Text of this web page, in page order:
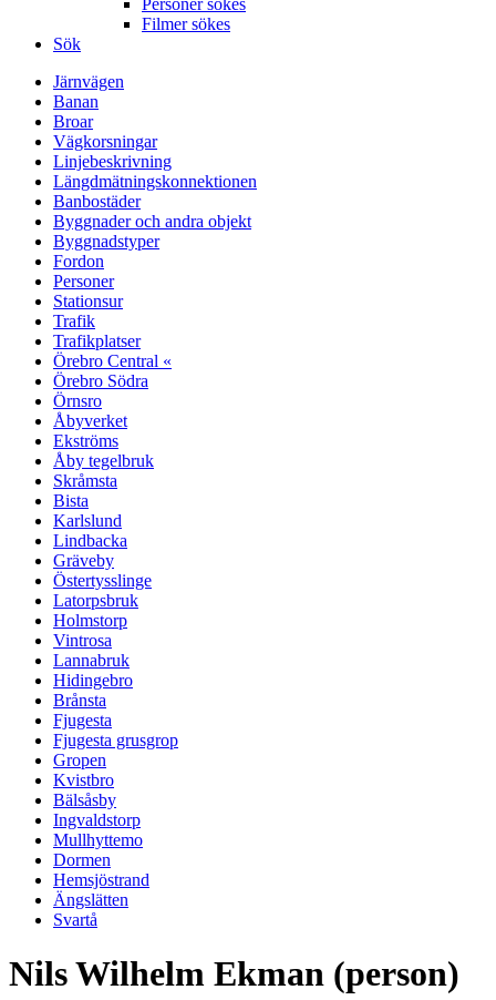
Personer sökes
Filmer sökes
Sök
Järnvägen
Banan
Broar
Vägkorsningar
Linjebeskrivning
Längdmätningskonnektionen
Banbostäder
Byggnader och andra objekt
Byggnadstyper
Fordon
Personer
Stationsur
Trafik
Trafikplatser
Örebro Central «
Örebro Södra
Örnsro
Åbyverket
Ekströms
Åby tegelbruk
Skråmsta
Bista
Karlslund
Lindbacka
Gräveby
Östertysslinge
Latorpsbruk
Holmstorp
Vintrosa
Lannabruk
Hidingebro
Brånsta
Fjugesta
Fjugesta grusgrop
Gropen
Kvistbro
Bälsåsby
Ingvaldstorp
Mullhyttemo
Dormen
Hemsjöstrand
Ängslätten
Svartå
Nils Wilhelm Ekman (person)